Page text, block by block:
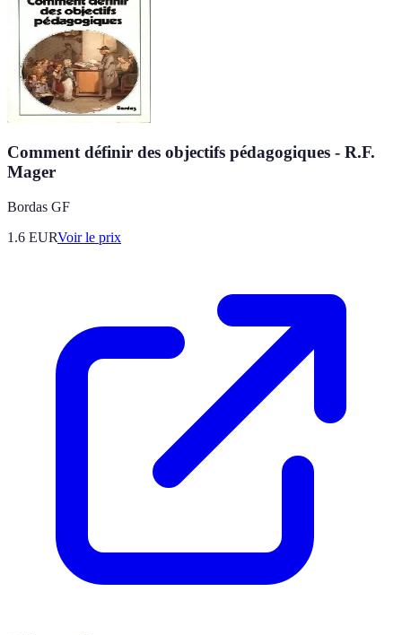
Comment définir des objectifs pédagogiques - R.F.
Mager
Bordas GF
1.6 EURVoir le prix